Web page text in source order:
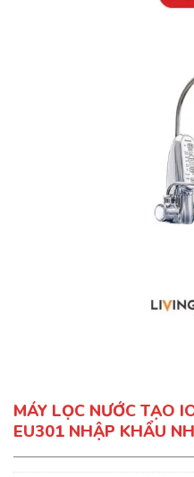
MÁY LỌC NƯỚC TẠO
EU301 NHẬP KHẨU